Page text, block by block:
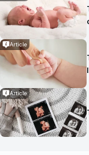
Article
Article